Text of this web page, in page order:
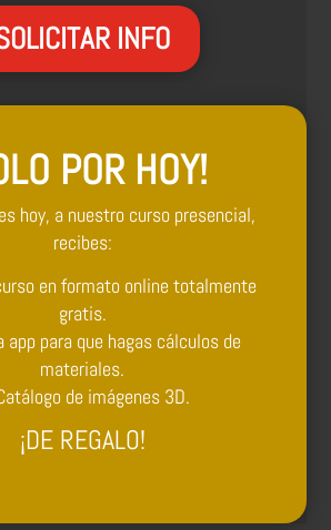
INFO
POR HOY!
hoy, a nuestro curso presencial,
recibes:
en formato online totalmente
gratis.
app para que hagas cálculos de
materiales.
de imágenes 3D.
¡DE REGALO!